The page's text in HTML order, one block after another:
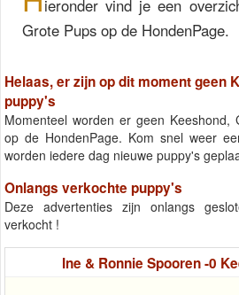
ieronder vind je een
Grote Pups op de HondenPage.
Helaas, er zijn op dit moment geen
puppy's
Momenteel worden er geen Keeshond,
op de HondenPage. Kom snel weer
worden iedere dag nieuwe puppy's
Onlangs verkochte puppy's
Deze advertenties zijn onlangs
verkocht !
Ine & Ronnie Spooren -0